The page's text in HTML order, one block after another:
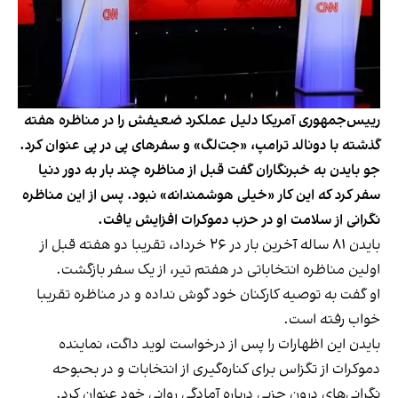
رییس‌جمهوری آمریکا دلیل عملکرد ضعیفش را در مناظره هفته
گذشته با دونالد ترامپ، «جت‌لگ» و سفرهای پی در پی عنوان کرد.
جو بایدن به خبرنگاران گفت قبل از مناظره چند بار به دور دنیا
سفر کرد که این کار «خیلی هوشمندانه» نبود. پس از این مناظره
نگرانی از سلامت او در حزب دموکرات افزایش یافت.
بایدن ۸۱ ساله آخرین بار در ۲۶ خرداد، تقریبا دو هفته قبل از
اولین مناظره انتخاباتی در هفتم تیر، از یک سفر بازگشت.
او گفت به توصیه کارکنان خود گوش نداده و در مناظره تقریبا
خواب رفته است.
بایدن این اظهارات را پس از درخواست لوید داگت، نماینده
دموکرات از تگزاس برای کناره‌گیری از انتخابات و در بحبوحه